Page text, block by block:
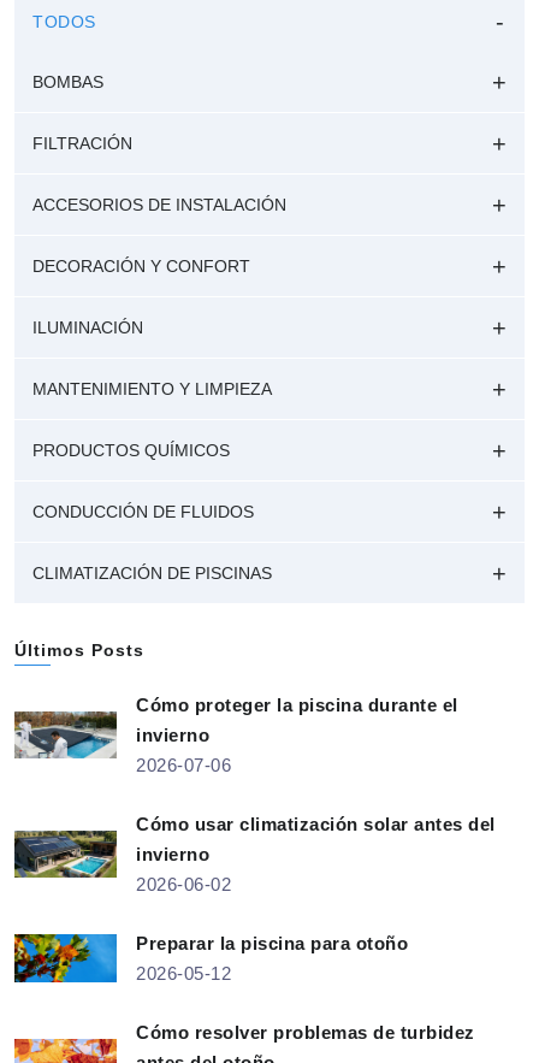
TODOS
BOMBAS
FILTRACIÓN
ACCESORIOS DE INSTALACIÓN
DECORACIÓN Y CONFORT
ILUMINACIÓN
MANTENIMIENTO Y LIMPIEZA
PRODUCTOS QUÍMICOS
CONDUCCIÓN DE FLUIDOS
CLIMATIZACIÓN DE PISCINAS
Últimos Posts
Cómo proteger la piscina durante el
invierno
2026-07-06
Cómo usar climatización solar antes del
invierno
2026-06-02
Preparar la piscina para otoño
2026-05-12
Cómo resolver problemas de turbidez